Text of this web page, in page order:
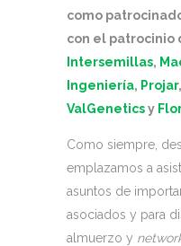
como
con el patrocinio
Intersemillas,
Ingeniería, Projar,
ValGeneticsy
Como siempre,
emplazamos a
asuntos de
asociados y para
almuerzo y